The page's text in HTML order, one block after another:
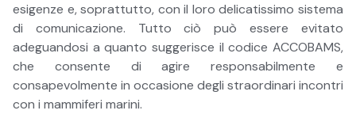
esigenze e, soprattutto, con il loro delicatissimo sistema
di comunicazione. Tutto ciò può essere evitato
adeguandosi a quanto suggerisce il codice ACCOBAMS,
che consente di agire responsabilmente e
consapevolmente in occasione degli straordinari incontri
con i mammiferi marini.